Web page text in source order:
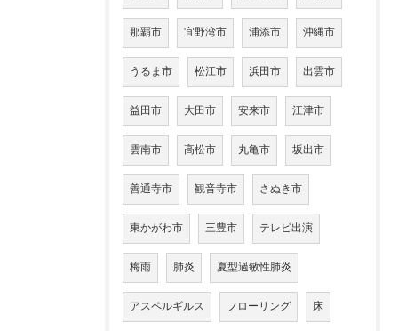
那覇市 宜野湾市 浦添市 沖縄市
うるま市 松江市 浜田市 出雲市
益田市 大田市 安来市 江津市
雲南市 高松市 丸亀市 坂出市
善通寺市 観音寺市 さぬき市
東かがわ市 三豊市 テレビ出演
梅雨 肺炎 夏型過敏性肺炎
アスペルギルス フローリング 床